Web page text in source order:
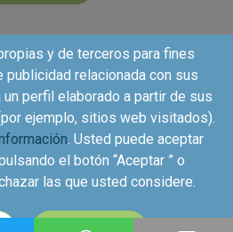
- All rights reserved, Calle Iriarte
y de terceros para fines
relacionada con sus
perfil elaborado a partir de sus
ejemplo, sitios web visitados).
. Usted puede aceptar
el botón “Aceptar ” o
las que usted considere.
ACEPTAR